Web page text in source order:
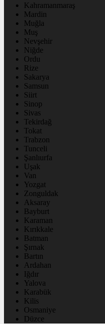
Kahramanmaraş
Mardin
Muğla
Muş
Nevşehir
Niğde
Ordu
Rize
Sakarya
Samsun
Siirt
Sinop
Sivas
Tekirdağ
Tokat
Trabzon
Tunceli
Şanlıurfa
Uşak
Van
Yozgat
Zonguldak
Aksaray
Bayburt
Karaman
Kırıkkale
Batman
Şırnak
Bartın
Ardahan
Iğdır
Yalova
Karabük
Kilis
Osmaniye
Düzce